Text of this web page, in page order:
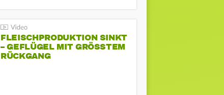
FLEISCHPRODUKTION SINKT
– GEFLÜGEL MIT GRÖSSTEM R
ÜCKGANG